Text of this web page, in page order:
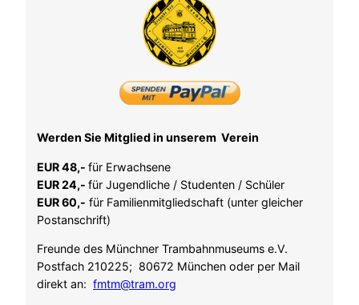
Werden Sie Mitglied in unserem Verein
EUR 48,- für Erwachsene
EUR 24,- für Jugendliche / Studenten / Schüler
EUR 60,- für Familienmitgliedschaft (unter gleicher
Postanschrift)
Freunde des Münchner Trambahnmuseums e.V.
Postfach 210225; 80672 München oder per Mail
direkt an: fmtm@tram.org